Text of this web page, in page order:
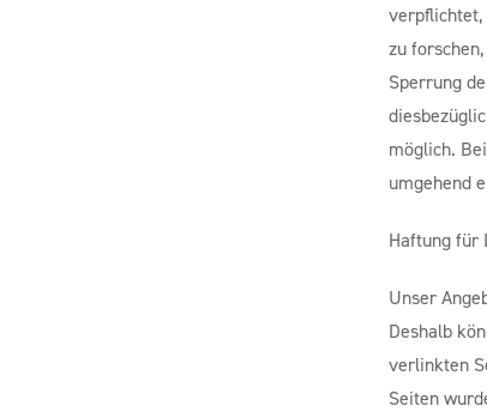
zu
Sperrung
möglich.
umgehend
Haftung für
Unser
Deshalb
verlinkten
Seiten